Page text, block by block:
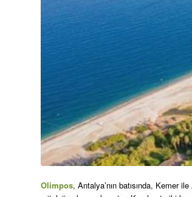
Olimpos, Antalya’nın batısında, Kemer